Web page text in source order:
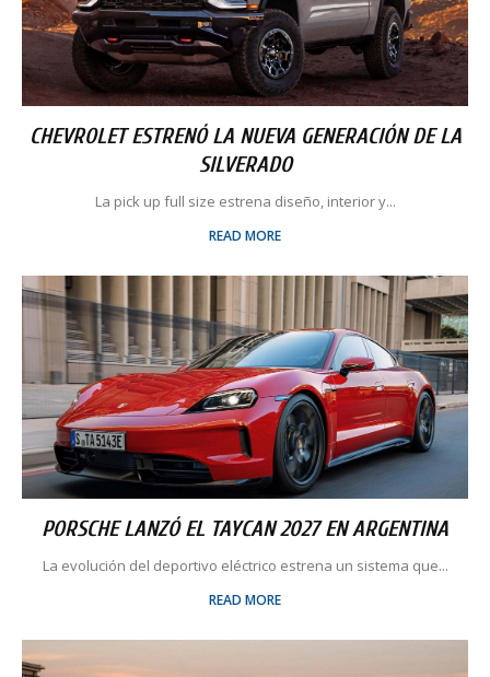
CHEVROLET ESTRENÓ LA NUEVA GENERACIÓN DE LA
SILVERADO
La pick up full size estrena diseño, interior y...
READ MORE
PORSCHE LANZÓ EL TAYCAN 2027 EN ARGENTINA
La evolución del deportivo eléctrico estrena un sistema que...
READ MORE